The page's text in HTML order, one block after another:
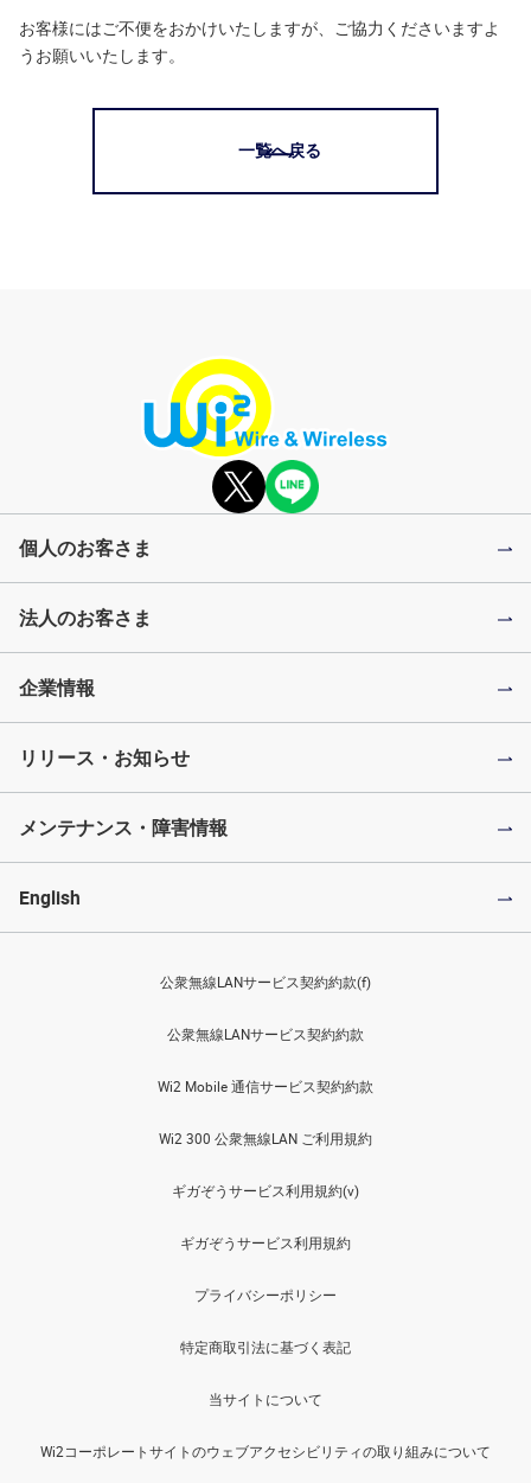
お客様にはご不便をおかけいたしますが、ご協力くださいますよ
うお願いいたします。
一覧へ戻る
個人のお客さま
法人のお客さま
企業情報
リリース・お知らせ
メンテナンス・障害情報
English
公衆無線LANサービス契約約款(f)
公衆無線LANサービス契約約款
Wi2 Mobile 通信サービス契約約款
Wi2 300 公衆無線LAN ご利用規約
ギガぞうサービス利用規約(v)
ギガぞうサービス利用規約
プライバシーポリシー
特定商取引法に基づく表記
当サイトについて
Wi2コーポレートサイトのウェブアクセシビリティの取り組みについて